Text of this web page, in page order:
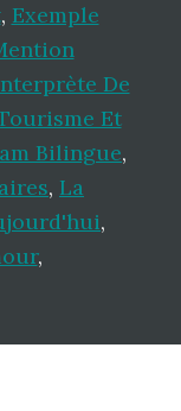
, Exemple
De
Et
Bilingue,
, La
,
,